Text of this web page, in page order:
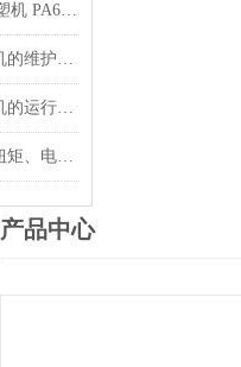
平行双螺杆挤出机 PVC挤塑机 PA6+玻纤挤出造粒机技术参数
了解一下平行双螺杆挤出机的维护保养方法吧
了解一下平行双螺杆挤出机的运行过程吧
平行双螺杆挤出机温度、扭矩、电流控制要点
产品中心